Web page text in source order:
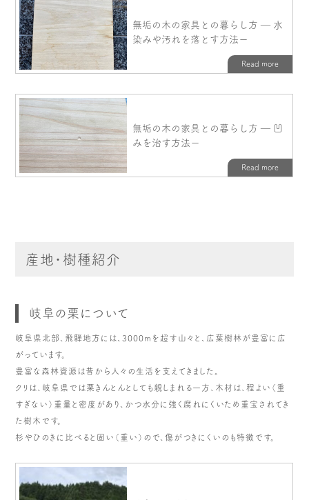
産地・樹種紹介
岐阜の栗について
岐阜県北部、飛騨地方には、3000mを超す山々と、広葉樹林が豊富に広
がっています。
豊富な森林資源は昔から人々の生活を支えてきました。
クリは、岐阜県では栗きんとんとしても親しまれる一方、木材は、程よい（重
すぎない）重量と密度があり、かつ水分に強く腐れにくいため重宝されてき
た樹木です。
杉やひのきに比べると固い（重い）ので、傷がつきにくいのも特徴です。